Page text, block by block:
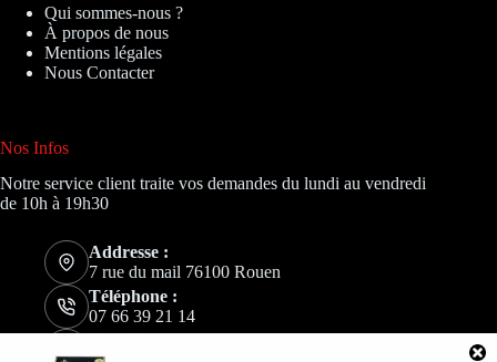
Qui sommes-nous ?
À propos de nous
Mentions légales
Nous Contacter
Nos Infos
Notre service client traite vos demandes du lundi au vendredi
de 10h à 19h30
Addresse :
7 rue du mail 76100 Rouen
Téléphone :
07 66 39 21 14